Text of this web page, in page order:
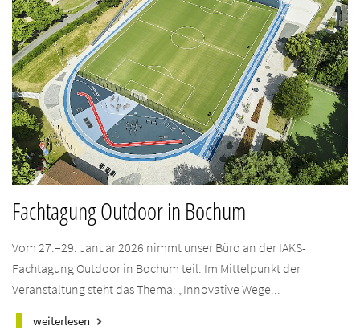
Fachtagung Outdoor in Bochum
Vom 27.–29. Januar 2026 nimmt unser Büro an der IAKS-
Fachtagung Outdoor in Bochum teil. Im Mittelpunkt der
Veranstaltung steht das Thema: „Innovative Wege...
weiterlesen keyboard_arrow_right